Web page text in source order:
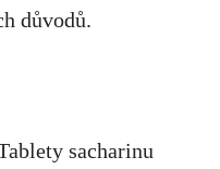
důvodů.
sacharinu